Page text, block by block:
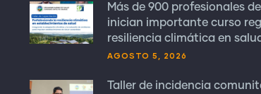
Más de 900 profesionales
inician importante curso
resiliencia climática en
AGOSTO 5, 2026
Taller de incidencia